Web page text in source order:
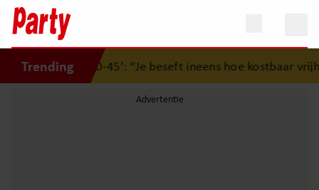
Trending
musical ‘40-45’: “Je beseft ineens hoe kostbaar